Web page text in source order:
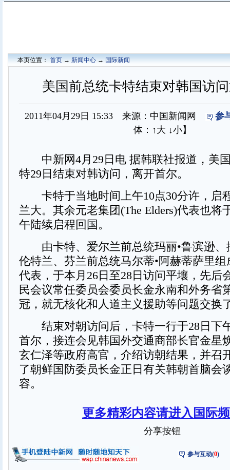
本页位置：首页→新闻中心→国际新闻
美国前总统卡特结束对韩国访
2011年04月29日 15:33 来源：中国新闻网
参
体： ↑大 ↓小】
中新网4月29日电 据韩联社报道，美国
特29日结束对韩访问，离开首尔。
卡特于当地时间上午10点30分许，启
兰大。其余元老集团(The Elders)代表也将
午陆续启程回国。
由卡特、爱尔兰前总统玛丽•鲁滨逊、
伦特兰、芬兰前总统马尔蒂•阿赫蒂萨里
代表，于本月26日至28日访问平壤，先后
民会议常任委员会委员长金永南和外务省
冠，就无核化和人道主义援助等问题交换
结束对朝访问后，卡特一行于28日下
首尔，接连会见韩国外交通商部长官金星
玄仁泽等政府高官，介绍访朝结果，并召
了朝鲜国防委员长金正日有关韩朝首脑会
容。
更多精彩内容请进入国际
分享按钮
参与互动(0)